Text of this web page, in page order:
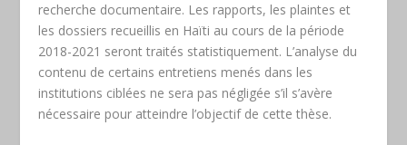
recherche documentaire. Les rapports, les plaintes et
les dossiers recueillis en Haïti au cours de la période
2018-2021 seront traités statistiquement. L’analyse du
contenu de certains entretiens menés dans les
institutions ciblées ne sera pas négligée s’il s’avère
nécessaire pour atteindre l’objectif de cette thèse.